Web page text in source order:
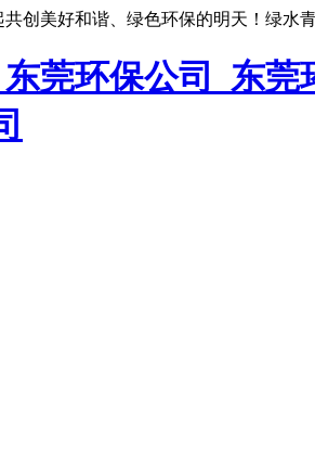
创美好和谐、绿色环保的明天！绿水